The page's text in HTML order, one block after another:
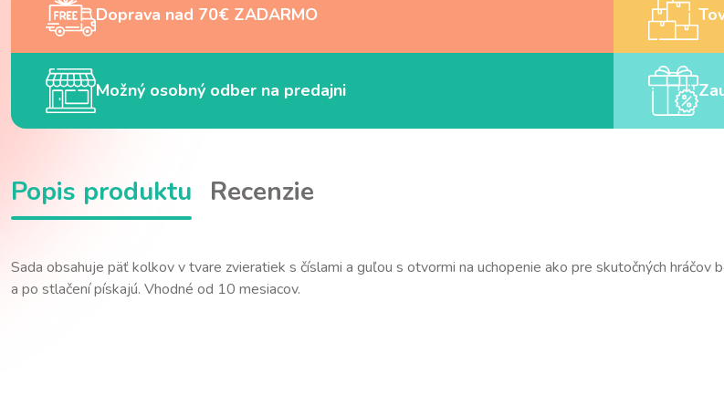
Doprava nad 70€ ZADARMO
Možný osobný odber na predajni
Popis produktu Recenzie
Sada obsahuje päť kolkov v tvare zvieratiek s číslami a guľou s otvormi na uchopenie ako pre skutočných
a po stlačení pískajú. Vhodné od 10 mesiacov.